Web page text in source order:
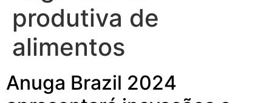
produtiva de
alimentos
Anuga Brazil 2024